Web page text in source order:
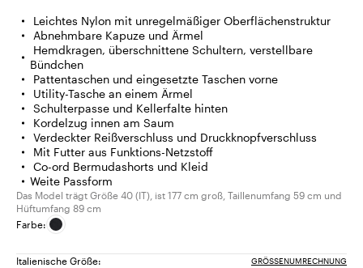
Leichtes Nylon mit unregelmäßiger Oberflächenstruktur
Abnehmbare Kapuze und Ärmel
Hemdkragen, überschnittene Schultern, verstellbare
Bündchen
Pattentaschen und eingesetzte Taschen vorne
Utility-Tasche an einem Ärmel
Schulterpasse und Kellerfalte hinten
Kordelzug innen am Saum
Verdeckter Reißverschluss und Druckknopfverschluss
Mit Futter aus Funktions-Netzstoff
Co-ord Bermudashorts und Kleid
Weite Passform
Das Model trägt Größe 40 (IT), ist 177 cm groß, Taillenumfang 59 cm und
Hüftumfang 89 cm
Farbe:
Italienische Größe: GRÖSSENUMRECHNUNG